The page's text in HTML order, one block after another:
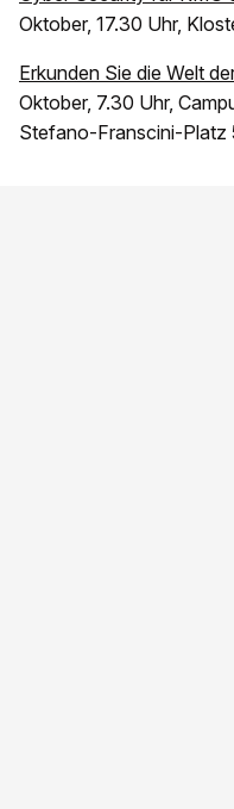
Oktober, 17.30 Uhr,
Erkunden Sie die Welt
Oktober, 7.30 Uhr,
Stefano-Franscini-Platz